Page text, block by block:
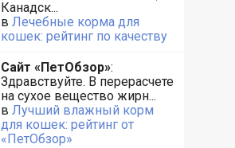
Канадск...
в Лечебные корма для
кошек: рейтинг по качеству
Сайт «ПетОбзор»:
Здравствуйте. В перерасчете
на сухое вещество жирн...
в Лучший влажный корм
для кошек: рейтинг от
«ПетОбзор»